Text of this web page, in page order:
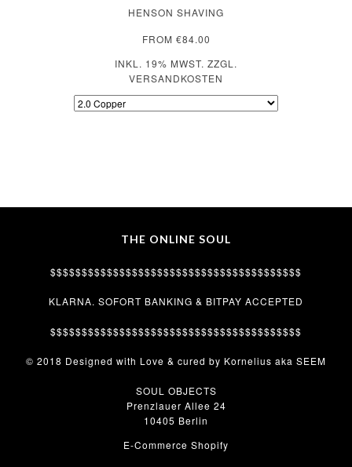
HENSON SHAVING
FROM €84.00
INKL. 19% MWST. ZZGL.
VERSANDKOSTEN
THE ONLINE SOUL
$$$$$$$$$$$$$$$$$$$$$$$$$$$$$$$$$$$$$$$$
KLARNA. SOFORT BANKING & BITPAY ACCEPTED
$$$$$$$$$$$$$$$$$$$$$$$$$$$$$$$$$$$$$$$$
© 2018 Designed with Love & cured by Kornelius aka SEEM
SOUL OBJECTS
Prenzlauer Allee 24
10405 Berlin
E-Commerce Shopify